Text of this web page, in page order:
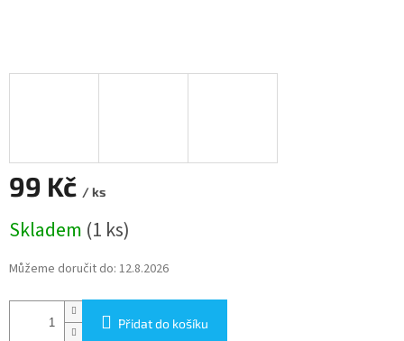
99 Kč / ks
cena:
Skladem (1 ks)
Můžeme doručit do: 12.8.2026
Přidat do košíku